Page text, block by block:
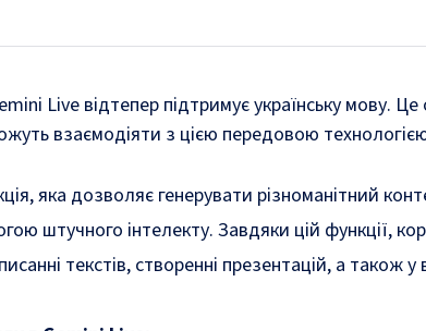
Live відтепер підтримує українську мову. Це
взаємодіяти з цією передовою
яка дозволяє генерувати різноманітний
штучного інтелекту. Завдяки цій функції,
текстів, створенні презентацій, а також у